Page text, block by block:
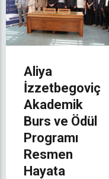
Aliya
İzzetbegoviç
Akademik
Burs ve Ödül
Programı
Resmen
Hayata